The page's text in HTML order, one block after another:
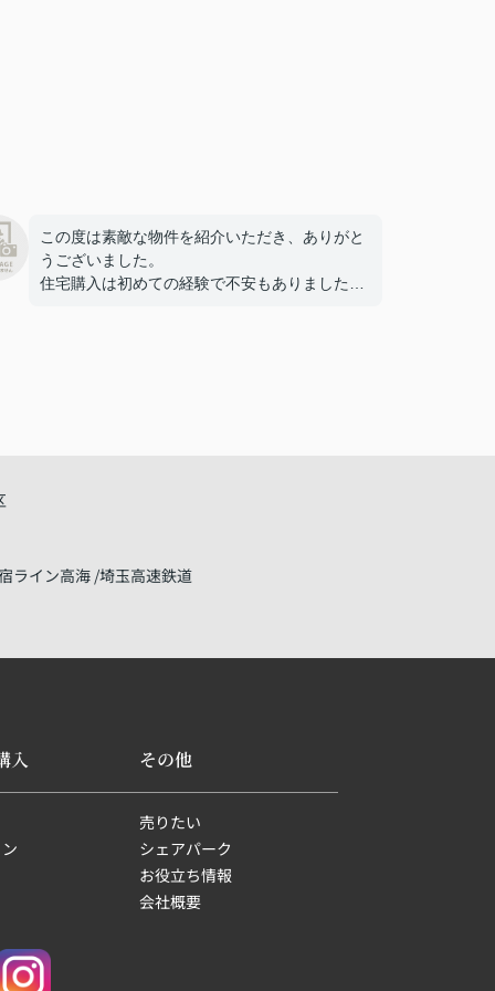
この度は素敵な物件を紹介いただき、ありがと
うございました。
住宅購入は初めての経験で不安もありました
ライン高海 埼玉高速鉄道
入 その他
売りたい
シェアパーク
お役立ち情報
会社概要